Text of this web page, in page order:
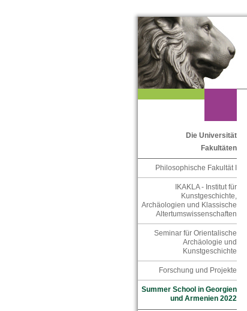
Die Universität
Fakultäten
Philosophische Fakultät I
IKAKLA - Institut für
Kunstgeschichte,
Archäologien und Klassische
Altertumswissenschaften
Seminar für Orientalische
Archäologie und
Kunstgeschichte
Forschung und Projekte
Summer School in Georgien
und Armenien 2022